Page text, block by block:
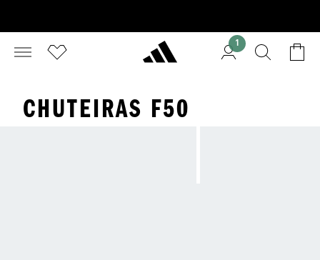
1
CHUTEIRAS F50